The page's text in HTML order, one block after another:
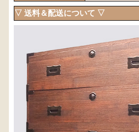
▽ 送料＆配送について ▽
〈送料について
・商品代金に送料は含まれておりま
・送料は、商品のサイズ・発送先
ます。
・ご購入手続きを進める途中で「宅
だくと、自動的に送料が加算されま
・配送についての詳細は、こちら→
【送料を確認